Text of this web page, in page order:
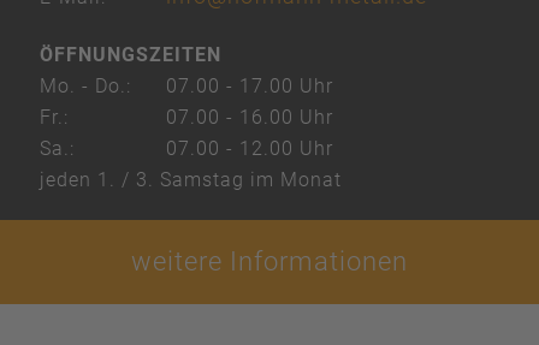
ÖFFNUNGSZEITEN
Mo. - Do.:
07.00 - 17.00 Uhr
Fr.:
07.00 - 16.00 Uhr
Sa.:
07.00 - 12.00 Uhr
jeden 1. / 3. Samstag im Monat
weitere Informationen